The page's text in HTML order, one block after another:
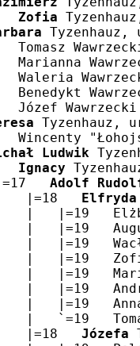
Zofia
Tyzenhauz,
+
Wawrzecka
+
+(1)
Tyzenhauz,
Ludwik
Ignacy
Adolf
|=18 Elfryda
Zamoyski,
Wacław
Zofia
Andrzej
|=18 Józefa